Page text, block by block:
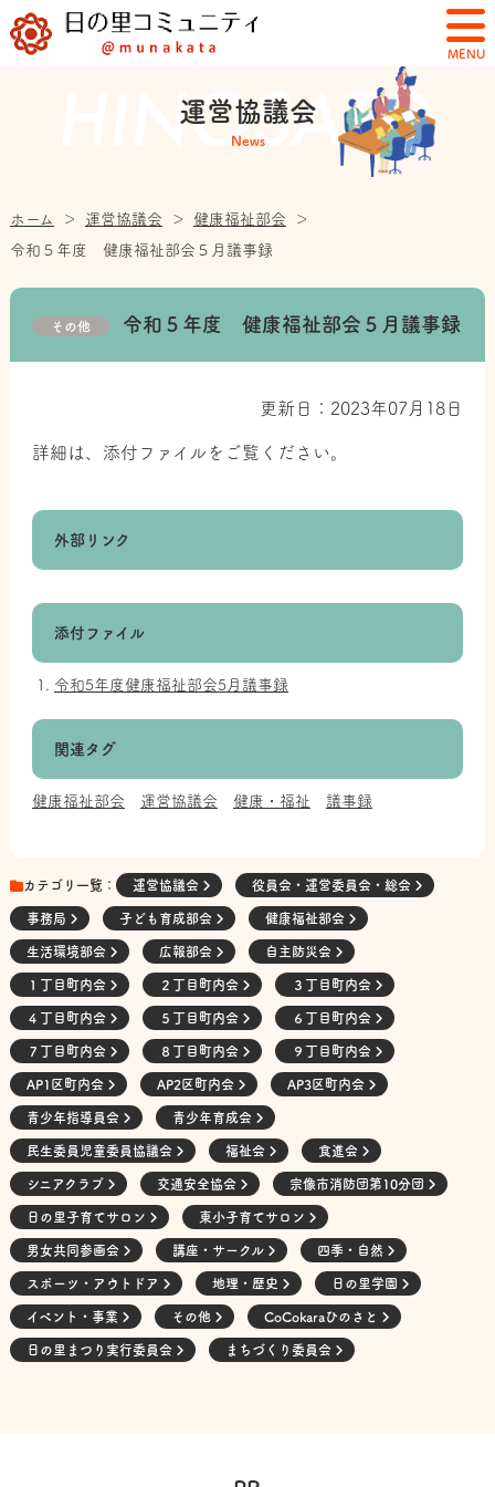
MENU
運営協議会
News
ホーム ＞ 運営協議会 ＞ 健康福祉部会
＞
令和５年度 健康福祉部会５月議事録
その他 令和５年度 健康福祉部会５月議事録
更新日：2023年07月18日
詳細は、添付ファイルをご覧ください。
外部リンク
添付ファイル
令和5年度健康福祉部会5月議事録
関連タグ
健康福祉部会 運営協議会 健康・福祉 議事録
カテゴリ一覧： 運営協議会 役員会・運営委員会・総会
事務局 子ども育成部会 健康福祉部会
生活環境部会 広報部会 自主防災会
１丁目町内会 ２丁目町内会 ３丁目町内会
４丁目町内会 ５丁目町内会 ６丁目町内会
７丁目町内会 ８丁目町内会 ９丁目町内会
AP1区町内会 AP2区町内会 AP3区町内会
青少年指導員会 青少年育成会
民生委員児童委員協議会 福祉会 食進会
シニアクラブ 交通安全協会 宗像市消防団第10分団
日の里子育てサロン 東小子育てサロン
男女共同参画会 講座・サークル 四季・自然
スポーツ・アウトドア 地理・歴史 日の里学園
イベント・事業 その他 CoCokaraひのさと
日の里まつり実行委員会 まちづくり委員会